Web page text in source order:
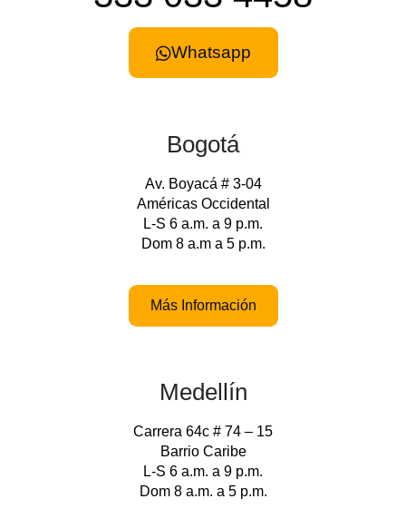
Whatsapp
Bogotá
Av. Boyacá # 3-04
Américas Occidental
L-S 6 a.m. a 9 p.m.
Dom 8 a.m a 5 p.m.
Más Información
Medellín
Carrera 64c # 74 – 15
Barrio Caribe
L-S 6 a.m. a 9 p.m.
Dom 8 a.m. a 5 p.m.